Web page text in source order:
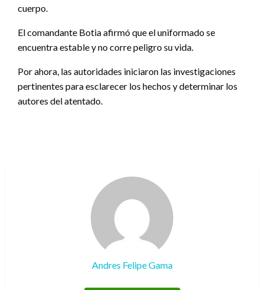
cuerpo.
El comandante Botia afirmó que el uniformado se
encuentra estable y no corre peligro su vida.
Por ahora, las autoridades iniciaron las investigaciones
pertinentes para esclarecer los hechos y determinar los
autores del atentado.
Andres Felipe Gama